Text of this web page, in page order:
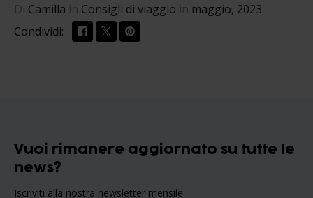
Di Camilla in Consigli di viaggio in maggio, 2023
Condividi:
Vuoi rimanere aggiornato su tutte le
news?
Iscriviti alla nostra newsletter mensile